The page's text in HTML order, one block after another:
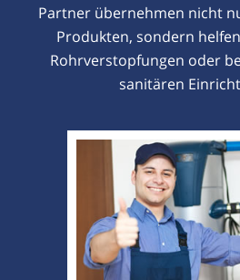
Partner übernehmen nicht
Produkten, sondern
Rohrverstopfungen oder
sanitären